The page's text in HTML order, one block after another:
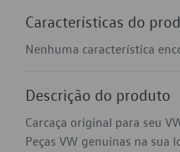
Características do
Nenhuma característica
Descrição do produto
Carcaça original para seu
Peças VW genuínas na sua